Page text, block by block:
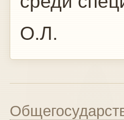
О.Л.